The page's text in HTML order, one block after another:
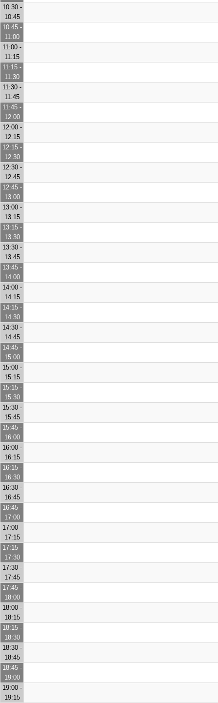
10:30 -
10:45
10:45 -
11:00
11:00 -
11:15
11:15 -
11:30
11:30 -
11:45
11:45 -
12:00
12:00 -
12:15
12:15 -
12:30
12:30 -
12:45
12:45 -
13:00
13:00 -
13:15
13:15 -
13:30
13:30 -
13:45
13:45 -
14:00
14:00 -
14:15
14:15 -
14:30
14:30 -
14:45
14:45 -
15:00
15:00 -
15:15
15:15 -
15:30
15:30 -
15:45
15:45 -
16:00
16:00 -
16:15
16:15 -
16:30
16:30 -
16:45
16:45 -
17:00
17:00 -
17:15
17:15 -
17:30
17:30 -
17:45
17:45 -
18:00
18:00 -
18:15
18:15 -
18:30
18:30 -
18:45
18:45 -
19:00
19:00 -
19:15